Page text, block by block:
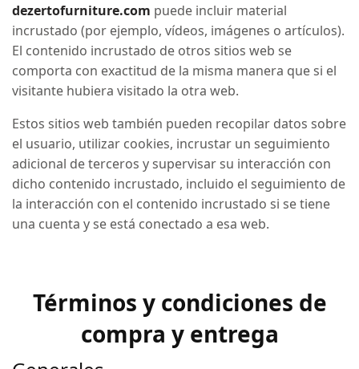
dezertofurniture.com puede incluir material
incrustado (por ejemplo, vídeos, imágenes o artículos).
El contenido incrustado de otros sitios web se
comporta con exactitud de la misma manera que si el
visitante hubiera visitado la otra web.
Estos sitios web también pueden recopilar datos sobre
el usuario, utilizar cookies, incrustar un seguimiento
adicional de terceros y supervisar su interacción con
dicho contenido incrustado, incluido el seguimiento de
la interacción con el contenido incrustado si se tiene
una cuenta y se está conectado a esa web.
Términos y condiciones de
compra y entrega